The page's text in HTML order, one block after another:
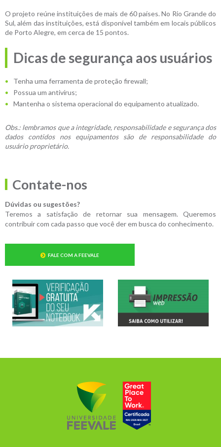
O projeto reúne instituições de mais de 60 países. No Rio Grande do
Sul, além das instituições, está disponível também em locais públicos
de Porto Alegre, em cerca de 15 pontos.
Dicas de segurança aos usuários
Tenha uma ferramenta de proteção firewall;
Possua um antivírus;
Mantenha o sistema operacional do equipamento atualizado.
Obs.: lembramos que a integridade, responsabilidade e segurança dos
dados contidos nos equipamentos são de responsabilidade do
usuário proprietário.
Contate-nos
Dúvidas ou sugestões?
Teremos a satisfação de retornar sua mensagem. Queremos
contribuir com cada passo que você der em busca do conhecimento.
FALE COM A FEEVALE